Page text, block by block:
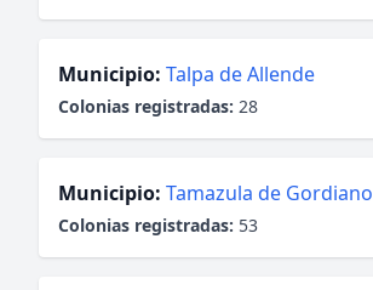
Municipio: Talpa de Allende
Colonias registradas: 28
Municipio: Tamazula de Gordiano
Colonias registradas: 53